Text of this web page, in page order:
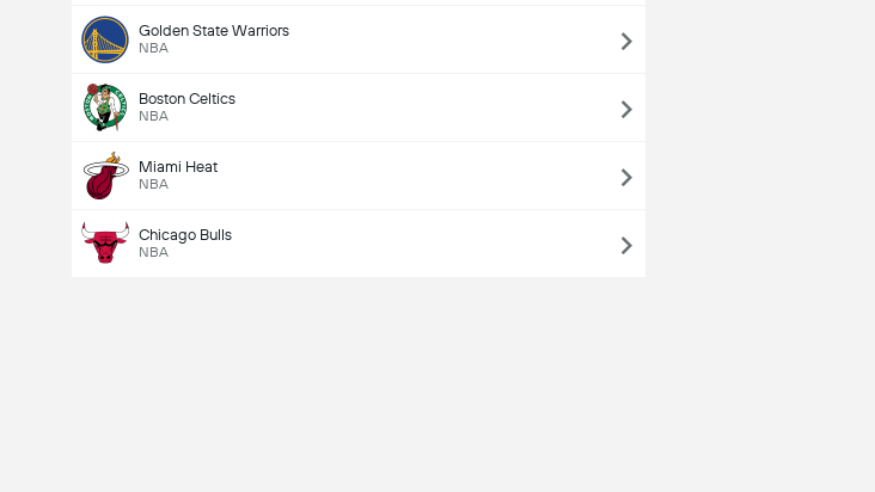
Golden State Warriors
NBA
Boston Celtics
NBA
Miami Heat
NBA
Chicago Bulls
NBA